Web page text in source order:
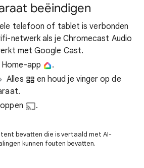
beëindigen
telefoon of tablet is verbonden
netwerk als je Chromecast Audio
met Google Cast.
app
.
Alles
en houd je vinger op de
.
bevatten die is vertaald met AI-
kunnen fouten bevatten.